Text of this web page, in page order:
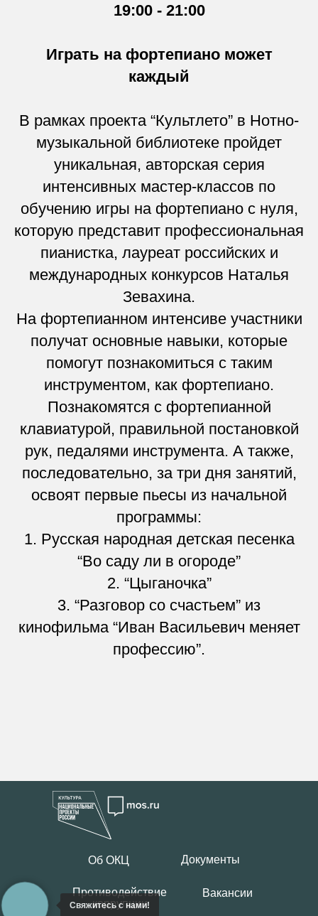
Свяжитесь с нами!
19:00 - 21:00
Играть на фортепиано может
каждый
В рамках проекта “Культлето” в Нотно-
музыкальной библиотеке пройдет
уникальная, авторская серия
интенсивных мастер-классов по
обучению игры на фортепиано с нуля,
которую представит профессиональная
пианистка, лауреат российских и
международных конкурсов Наталья
Зевахина.
На фортепианном интенсиве участники
получат основные навыки, которые
помогут познакомиться с таким
инструментом, как фортепиано.
Познакомятся с фортепианной
клавиатурой, правильной постановкой
рук, педалями инструмента. А также,
последовательно, за три дня занятий,
освоят первые пьесы из начальной
программы:
1. Русская народная детская песенка
“Во саду ли в огороде”
2. “Цыганочка”
3. “Разговор со счастьем” из
кинофильма “Иван Васильевич меняет
профессию”.
Об ОКЦ Документы
Противодействие
коррупции
Вакансии